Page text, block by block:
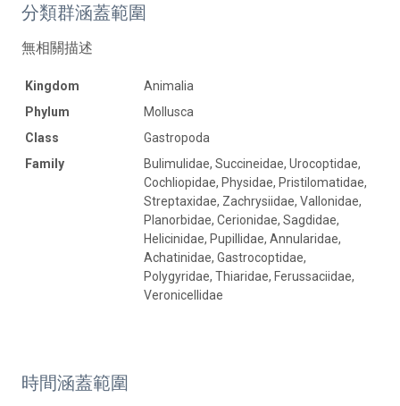
分類群涵蓋範圍
無相關描述
Kingdom
Animalia
Phylum
Mollusca
Class
Gastropoda
Family
Bulimulidae, Succineidae, Urocoptidae,
Cochliopidae, Physidae, Pristilomatidae,
Streptaxidae, Zachrysiidae, Vallonidae,
Planorbidae, Cerionidae, Sagdidae,
Helicinidae, Pupillidae, Annularidae,
Achatinidae, Gastrocoptidae,
Polygyridae, Thiaridae, Ferussaciidae,
Veronicellidae
時間涵蓋範圍